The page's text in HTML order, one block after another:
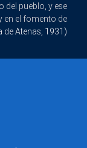
del pueblo, y ese
en el fomento de
de Atenas, 1931)